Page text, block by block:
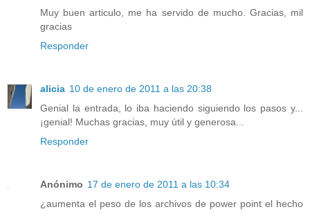
Muy buen articulo, me ha servido de mucho. Gracias, mil
gracias
Responder
alicia 10 de enero de 2011 a las 20:38
Genial la entrada, lo iba haciendo siguiendo los pasos y...
¡genial! Muchas gracias, muy útil y generosa...
Responder
Anónimo 17 de enero de 2011 a las 10:34
¿aumenta el peso de los archivos de power point el hecho